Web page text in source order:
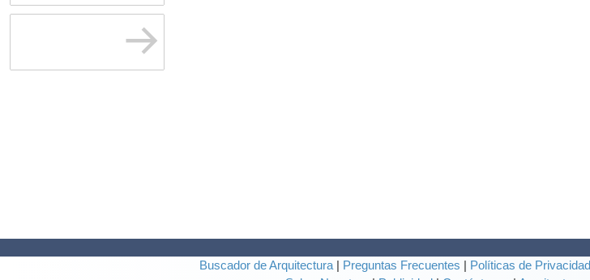
Buscador de Arquitectura Preguntas Frecuentes Políticas de Privacidad